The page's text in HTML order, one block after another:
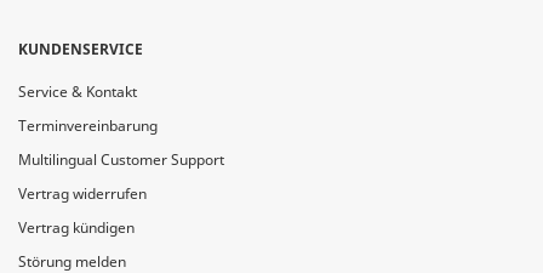
KUNDENSERVICE
Service & Kontakt
Terminvereinbarung
Multilingual Customer Support
Vertrag widerrufen
Vertrag kündigen
Störung melden